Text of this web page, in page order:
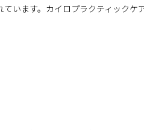
います。カイロプラクティック